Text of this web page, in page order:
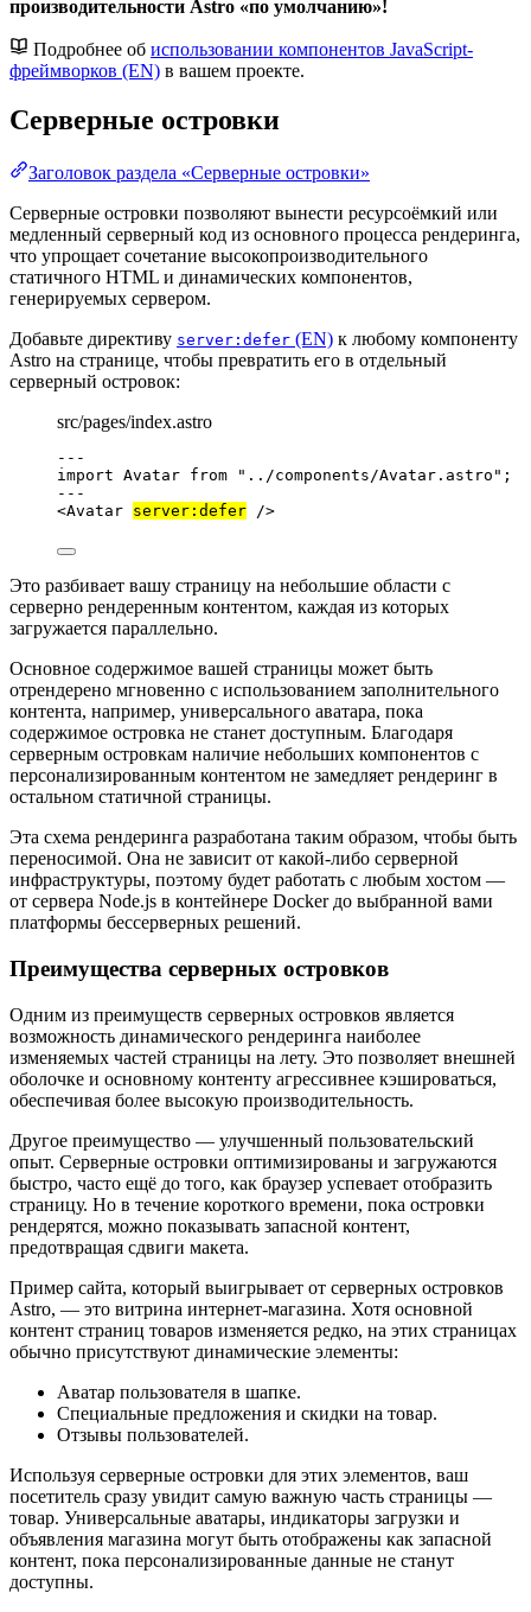
производительности Astro «по умолчанию»!
Подробнее об использовании компонентов JavaScript-
фреймворков (EN) в вашем проекте.
Серверные островки
Заголовок раздела «Серверные островки»
Серверные островки позволяют вынести ресурсоёмкий или
медленный серверный код из основного процесса рендеринга,
что упрощает сочетание высокопроизводительного
статичного HTML и динамических компонентов,
генерируемых сервером.
Добавьте директиву server:defer (EN) к любому компоненту
Astro на странице, чтобы превратить его в отдельный
серверный островок:
src/pages/index.astro
---
import Avatar from " ../components/Avatar.astro " ;
---
<Avatar server:defer />
Это разбивает вашу страницу на небольшие области с
серверно рендеренным контентом, каждая из которых
загружается параллельно.
Основное содержимое вашей страницы может быть
отрендерено мгновенно с использованием заполнительного
контента, например, универсального аватара, пока
содержимое островка не станет доступным. Благодаря
серверным островкам наличие небольших компонентов с
персонализированным контентом не замедляет рендеринг в
остальном статичной страницы.
Эта схема рендеринга разработана таким образом, чтобы быть
переносимой. Она не зависит от какой-либо серверной
инфраструктуры, поэтому будет работать с любым хостом —
от сервера Node.js в контейнере Docker до выбранной вами
платформы бессерверных решений.
Преимущества серверных островков
Одним из преимуществ серверных островков является
возможность динамического рендеринга наиболее
изменяемых частей страницы на лету. Это позволяет внешней
оболочке и основному контенту агрессивнее кэшироваться,
обеспечивая более высокую производительность.
Другое преимущество — улучшенный пользовательский
опыт. Серверные островки оптимизированы и загружаются
быстро, часто ещё до того, как браузер успевает отобразить
страницу. Но в течение короткого времени, пока островки
рендерятся, можно показывать запасной контент,
предотвращая сдвиги макета.
Пример сайта, который выигрывает от серверных островков
Astro, — это витрина интернет-магазина. Хотя основной
контент страниц товаров изменяется редко, на этих страницах
обычно присутствуют динамические элементы:
Аватар пользователя в шапке.
Специальные предложения и скидки на товар.
Отзывы пользователей.
Используя серверные островки для этих элементов, ваш
посетитель сразу увидит самую важную часть страницы —
товар. Универсальные аватары, индикаторы загрузки и
объявления магазина могут быть отображены как запасной
контент, пока персонализированные данные не станут
доступны.